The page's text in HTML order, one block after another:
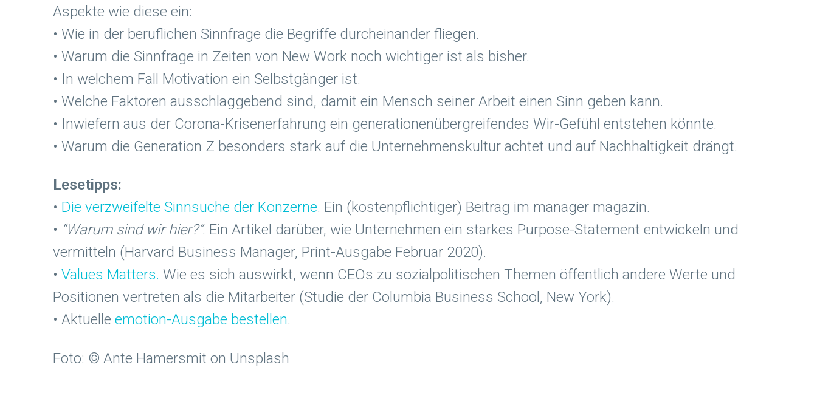
Aspekte wie diese ein:
• Wie in der beruflichen Sinnfrage die Begriffe durcheinander fliegen.
• Warum die Sinnfrage in Zeiten von New Work noch wichtiger ist als bisher.
• In welchem Fall Motivation ein Selbstgänger ist.
• Welche Faktoren ausschlaggebend sind, damit ein Mensch seiner Arbeit einen Sinn geben kann.
• Inwiefern aus der Corona-Krisenerfahrung ein generationenübergreifendes Wir-Gefühl entstehen könnte.
• Warum die Generation Z besonders stark auf die Unternehmenskultur achtet und auf Nachhaltigkeit drängt.
Lesetipps:
• Die verzweifelte Sinnsuche der Konzerne. Ein (kostenpflichtiger) Beitrag im manager magazin.
• “Warum sind wir hier?”. Ein Artikel darüber, wie Unternehmen ein starkes Purpose-Statement entwickeln und
vermitteln (Harvard Business Manager, Print-Ausgabe Februar 2020).
• Values Matters. Wie es sich auswirkt, wenn CEOs zu sozialpolitischen Themen öffentlich andere Werte und
Positionen vertreten als die Mitarbeiter (Studie der Columbia Business School, New York).
• Aktuelle emotion-Ausgabe bestellen.
Foto: © Ante Hamersmit on Unsplash